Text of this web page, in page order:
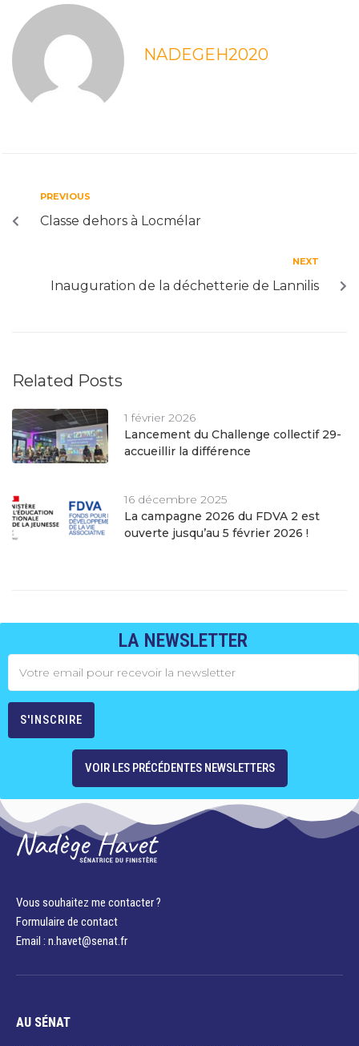
NADEGEH2020
PREVIOUS
Classe dehors à Locmélar
NEXT
Inauguration de la déchetterie de Lannilis
Related Posts
1 février 2026
Lancement du Challenge collectif 29-
accueillir la différence
16 décembre 2025
La campagne 2026 du FDVA 2 est
ouverte jusqu’au 5 février 2026 !
LA NEWSLETTER
VOIR LES PRÉCÉDENTES NEWSLETTERS
Vous souhaitez me contacter ?
Formulaire de contact
Email : n.havet@senat.fr​
AU SÉNAT